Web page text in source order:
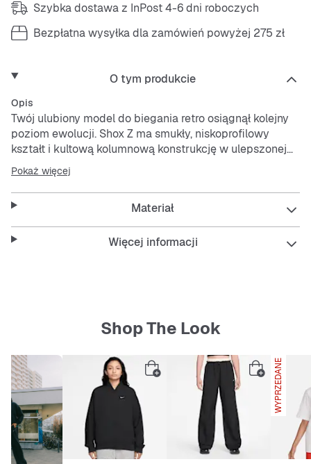
Szybka dostawa z InPost 4-6 dni roboczych
Bezpłatna wysyłka dla zamówień powyżej 275 zł
O tym produkcie
Opis
Twój ulubiony model do biegania retro osiągnął kolejny
poziom ewolucji. Shox Z ma smukły, niskoprofilowy
kształt i kultową kolumnową konstrukcję w ulepszonej
odsłonie.
Cholewka z tkaniny jest lekka i przewiewna, a detale ze
skóry syntetycznej nadają całości oryginalny styl Shox.
Kolumny Nike Shox zapewniają trwałą amortyzację.
Zmodyfikowana okrągła podeszwa zewnętrzna
Pokaż więcej
Materiał
Więcej informacji
Shop The Look
WYPRZEDANE